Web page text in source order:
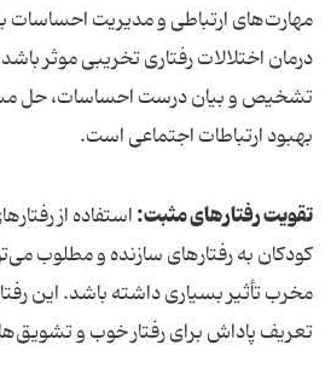
مهارت‌های ارتباطی و مدیریت احساسات
درمان اختلالات رفتاری تخریبی موثر
تشخیص و بیان درست احساسات، حل
بهبود ارتباطات اجتماعی است.
تقویت رفتارهای مثبت:استفاده از
کودکان به رفتارهای سازنده و مطلوب
مخرب تأثیر بسیاری داشته باشد. این
تعریف پاداش‌ برای رفتار خوب و